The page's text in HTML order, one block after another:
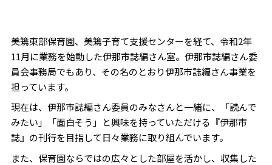
美篶東部保育園、美篶子育て支援センターを経て、令和2年
11月に業務を始動した伊那市誌編さん室。伊那市誌編さん委
員会事務局でもあり、その名のとおり伊那市誌編さん事業を
担っています。
現在は、伊那市誌編さん委員のみなさんと一緒に、「読んで
みたい」「面白そう」と興味を持っていただける『伊那市
誌』の刊行を目指して日々業務に取り組んでいます。
また、保育園ならではの広々とした部屋を活かし、収集した